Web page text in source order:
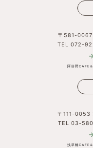
〒581-0067
TEL 072-
阿倍野CAFE
〒111-0053
TEL 03-
浅草橋CAFE